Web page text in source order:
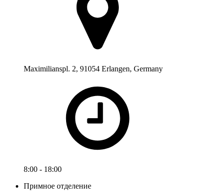
Maximilianspl. 2, 91054 Erlangen, Germany
8:00 - 18:00
Примное отделение